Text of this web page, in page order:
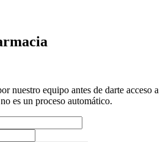
nuestro equipo antes de darte acceso a
es un proceso automático.